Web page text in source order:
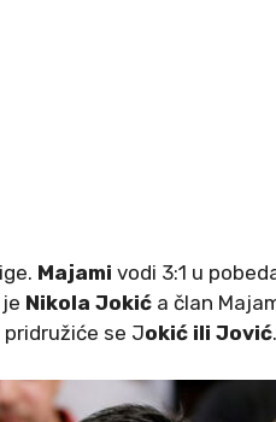
Majami vodi 3:1 u
Nikola Jokić a član
se Jokić ili Jović.